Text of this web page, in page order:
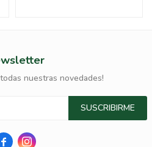
nuestras novedades!
SUSCRIBIRME
 